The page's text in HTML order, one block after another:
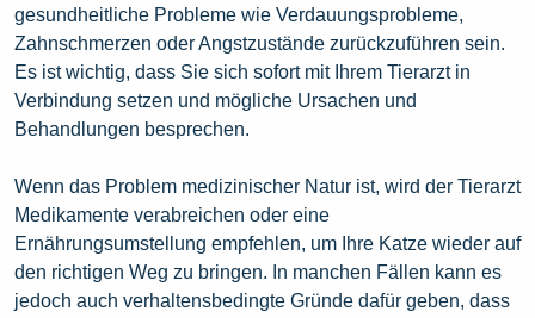
gesundheitliche Probleme wie Verdauungsprobleme,
Zahnschmerzen oder Angstzustände zurückzuführen sein.
Es ist wichtig, dass Sie sich sofort mit Ihrem Tierarzt in
Verbindung setzen und mögliche Ursachen und
Behandlungen besprechen.
Wenn das Problem medizinischer Natur ist, wird der Tierarzt
Medikamente verabreichen oder eine
Ernährungsumstellung empfehlen, um Ihre Katze wieder auf
den richtigen Weg zu bringen. In manchen Fällen kann es
jedoch auch verhaltensbedingte Gründe dafür geben, dass